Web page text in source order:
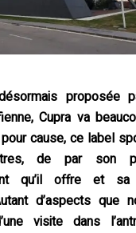
proposée
Cupra va
cause, ce label
de par son
qu’il offre et
d’aspects que
visite dans